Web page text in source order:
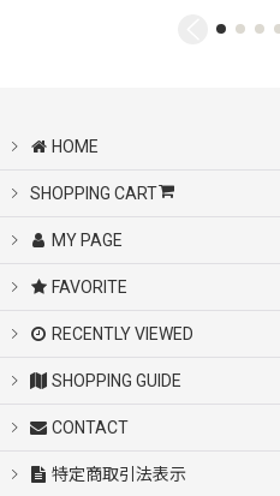
HOME
SHOPPING CART
MY PAGE
FAVORITE
RECENTLY VIEWED
SHOPPING GUIDE
CONTACT
特定商取引法表示